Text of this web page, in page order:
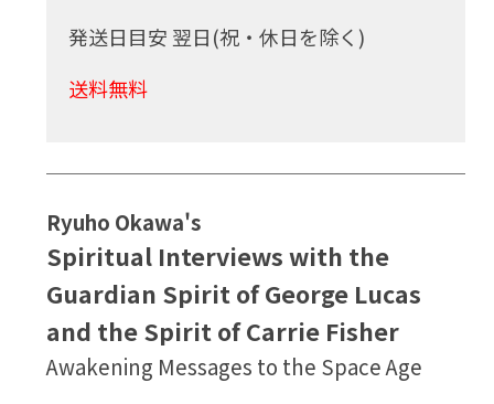
発送日目安 翌日(祝・休日を除く)
送料無料
Ryuho Okawa's
Spiritual Interviews with the
Guardian Spirit of George Lucas
and the Spirit of Carrie Fisher
Awakening Messages to the Space Age